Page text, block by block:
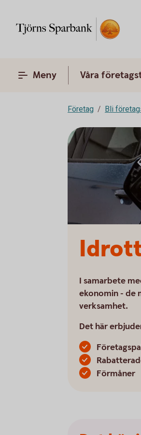
Meny Våra
Företag Bli
I samarbete
ekonomin - de
verksamhet.
Det här
Förmåner